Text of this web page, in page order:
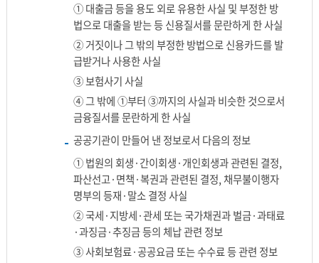
① 대출금 등을 용도 외로 유용한 사실 및 부정한 방
법으로 대출을 받는 등 신용질서를 문란하게 한 사실
② 거짓이나 그 밖의 부정한 방법으로 신용카드를 발
급받거나 사용한 사실
③ 보험사기 사실
④ 그 밖에 ①부터 ③까지의 사실과 비슷한 것으로서
금융질서를 문란하게 한 사실
공공기관이 만들어 낸 정보로서 다음의 정보
① 법원의 회생·간이회생·개인회생과 관련된 결정,
파산선고·면책·복권과 관련된 결정, 채무불이행자
명부의 등재·말소 결정 사실
② 국세·지방세·관세 또는 국가채권과 벌금·과태료
·과징금·추징금 등의 체납 관련 정보
③ 사회보험료·공공요금 또는 수수료 등 관련 정보